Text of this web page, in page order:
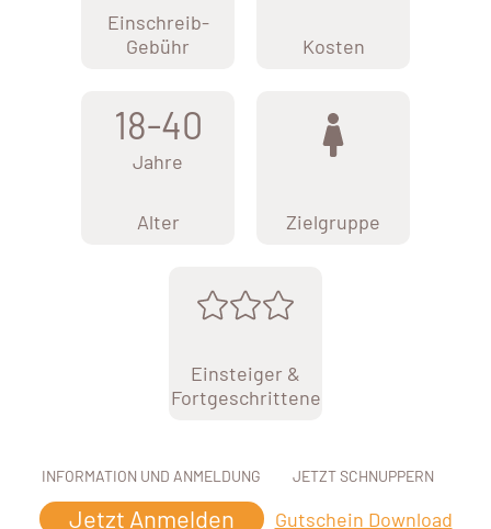
Einschreib-
Gebühr
Kosten
18-40
Jahre
Alter Zielgruppe
Einsteiger &
Fortgeschrittene
INFORMATION UND ANMELDUNG
Jetzt Anmelden
JETZT SCHNUPPERN
Gutschein Download